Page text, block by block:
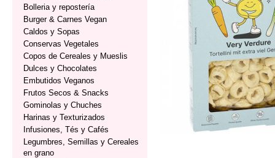
Bolleria y repostería
Burger & Carnes Vegan
Caldos y Sopas
Conservas Vegetales
Copos de Cereales y Mueslis
Dulces y Chocolates
Embutidos Veganos
Frutos Secos & Snacks
Gominolas y Chuches
Harinas y Texturizados
Infusiones, Tés y Cafés
Legumbres, Semillas y Cereales
en grano